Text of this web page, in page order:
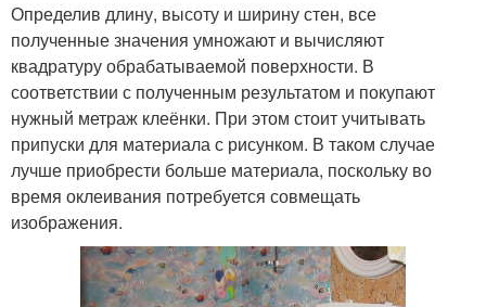
Определив длину, высоту и ширину стен, все
полученные значения умножают и вычисляют
квадратуру обрабатываемой поверхности. В
соответствии с полученным результатом и покупают
нужный метраж клеёнки. При этом стоит учитывать
припуски для материала с рисунком. В таком случае
лучше приобрести больше материала, поскольку во
время оклеивания потребуется совмещать
изображения.